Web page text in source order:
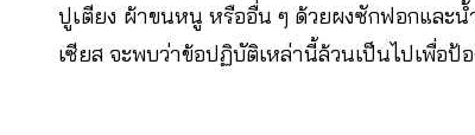
ปูเตียง ผ้าขนหนู หรืออื่น ๆ ด้วยผงซักฟอกและ
เซียส จะพบว่าข้อปฏิบัติเหล่านี้ล้วนเป็นไปเพื่อป้